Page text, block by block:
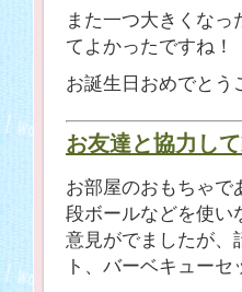
また一つ大きくな
てよかったですね！
お誕生日おめでとう
お友達と協力し
お部屋のおもちゃで
段ボールなどを使い
意見がでましたが、
ト、バーベキュー